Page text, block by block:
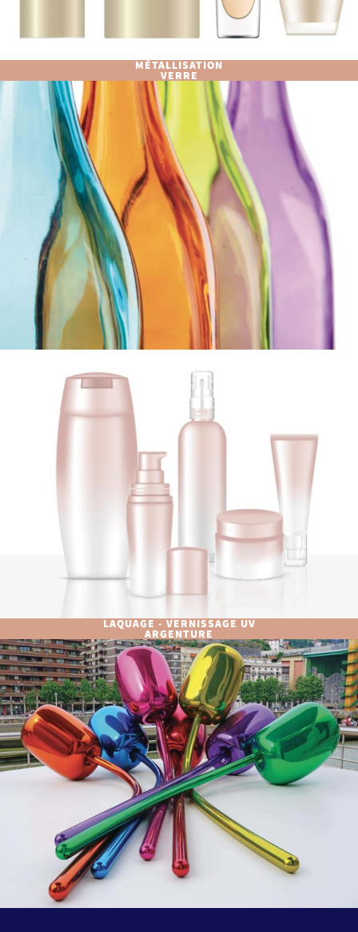
MÉTALLISATION
VERRE
LAQUAGE - VERNISSAGE UV
ARGENTURE